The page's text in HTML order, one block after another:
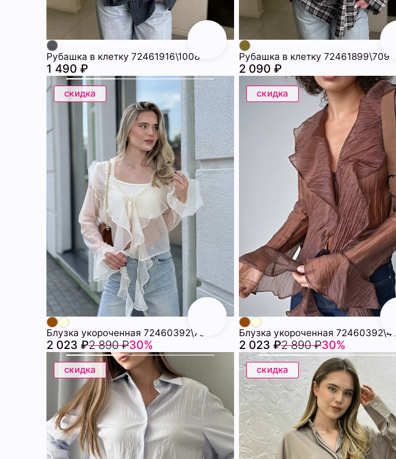
Рубашка в клетку 72461916\1008
1 490 ₽
Рубашка в клетку 72461899\709
2 090 ₽
скидка
Блузка укороченная 72460392\751
2 023 ₽2 890 ₽30%
скидка
Блузка укороченная 72460392\41
2 023 ₽2 890 ₽30%
скидка скидка